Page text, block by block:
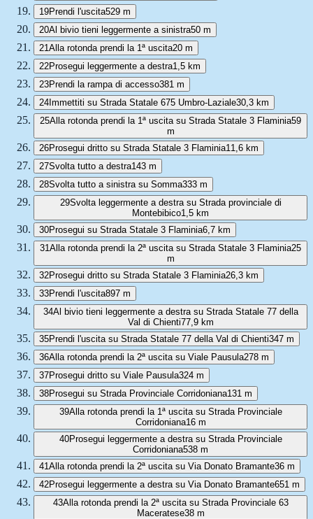
19Prendi l'uscita529 m
20Al bivio tieni leggermente a sinistra50 m
21Alla rotonda prendi la 1ª uscita20 m
22Prosegui leggermente a destra1,5 km
23Prendi la rampa di accesso381 m
24Immettiti su Strada Statale 675 Umbro-Laziale30,3 km
25Alla rotonda prendi la 1ª uscita su Strada Statale 3 Flaminia59
m
26Prosegui dritto su Strada Statale 3 Flaminia11,6 km
27Svolta tutto a destra143 m
28Svolta tutto a sinistra su Somma333 m
29Svolta leggermente a destra su Strada provinciale di
Montebibico1,5 km
30Prosegui su Strada Statale 3 Flaminia6,7 km
31Alla rotonda prendi la 2ª uscita su Strada Statale 3 Flaminia25
m
32Prosegui dritto su Strada Statale 3 Flaminia26,3 km
33Prendi l'uscita897 m
34Al bivio tieni leggermente a destra su Strada Statale 77 della
Val di Chienti77,9 km
35Prendi l'uscita su Strada Statale 77 della Val di Chienti347 m
36Alla rotonda prendi la 2ª uscita su Viale Pausula278 m
37Prosegui dritto su Viale Pausula324 m
38Prosegui su Strada Provinciale Corridoniana131 m
39Alla rotonda prendi la 1ª uscita su Strada Provinciale
Corridoniana16 m
40Prosegui leggermente a destra su Strada Provinciale
Corridoniana538 m
41Alla rotonda prendi la 2ª uscita su Via Donato Bramante36 m
42Prosegui leggermente a destra su Via Donato Bramante651 m
43Alla rotonda prendi la 2ª uscita su Strada Provinciale 63
Maceratese38 m